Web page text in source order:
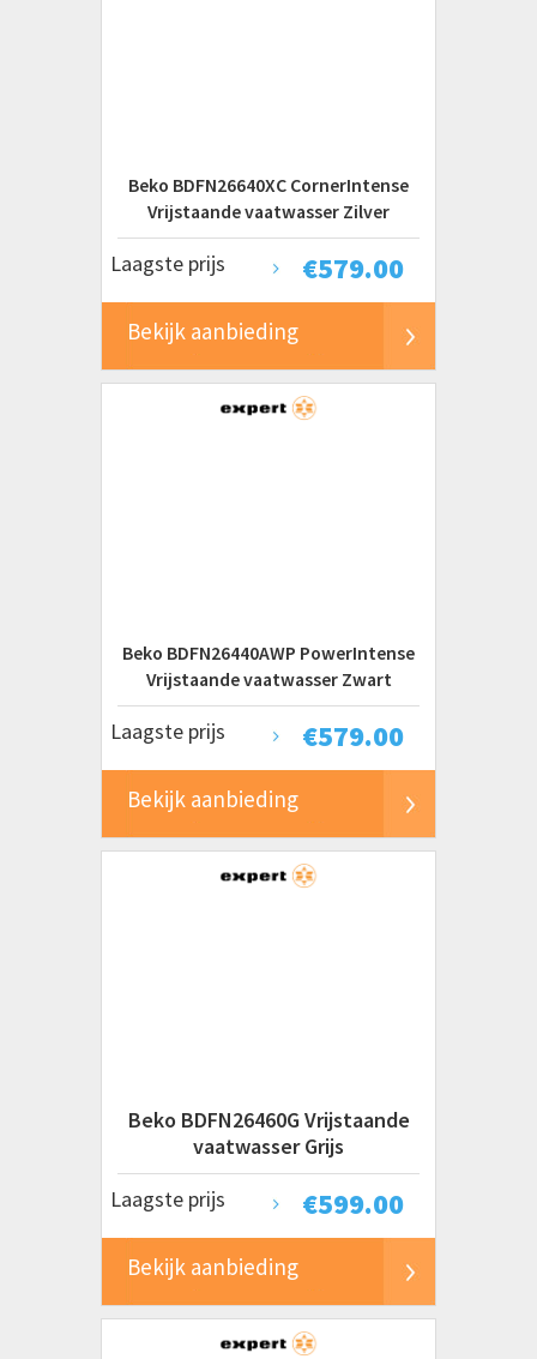
Beko BDFN26640XC CornerIntense
Vrijstaande vaatwasser Zilver
€579.00
Laagste prijs
Bekijk aanbieding
Beko BDFN26440AWP PowerIntense
Vrijstaande vaatwasser Zwart
€579.00
Laagste prijs
Bekijk aanbieding
Beko BDFN26460G Vrijstaande
vaatwasser Grijs
€599.00
Laagste prijs
Bekijk aanbieding